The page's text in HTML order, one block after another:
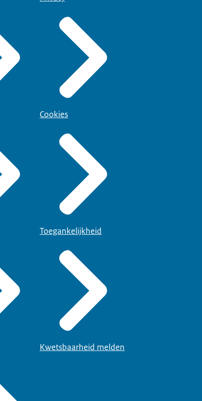
Cookies
Toegankelijkheid
Kwetsbaarheid melden